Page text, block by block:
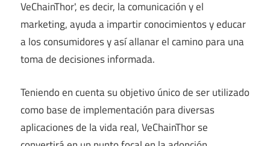
VeChainThor', es decir, la comunicación y el
marketing, ayuda a impartir conocimientos y educar
a los consumidores y así allanar el camino para una
toma de decisiones informada.
Teniendo en cuenta su objetivo único de ser utilizado
como base de implementación para diversas
aplicaciones de la vida real, VeChainThor se